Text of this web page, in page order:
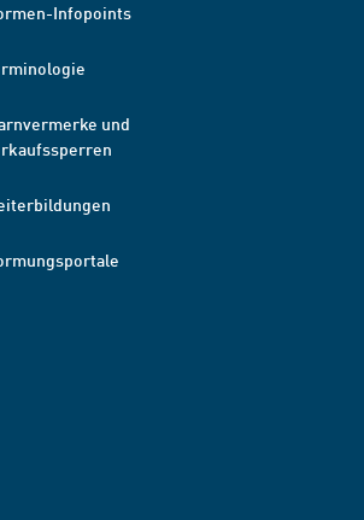
Infopoints
und